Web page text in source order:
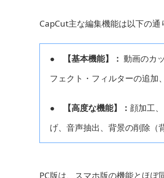
CapCut主な編集機能は以下の通
● 【基本機能】： 動画のカ
フェクト・フィルターの追加
● 【高度な機能】： 顔加工
げ、音声抽出、背景の削除（
PC版は、スマホ版の機能とほ